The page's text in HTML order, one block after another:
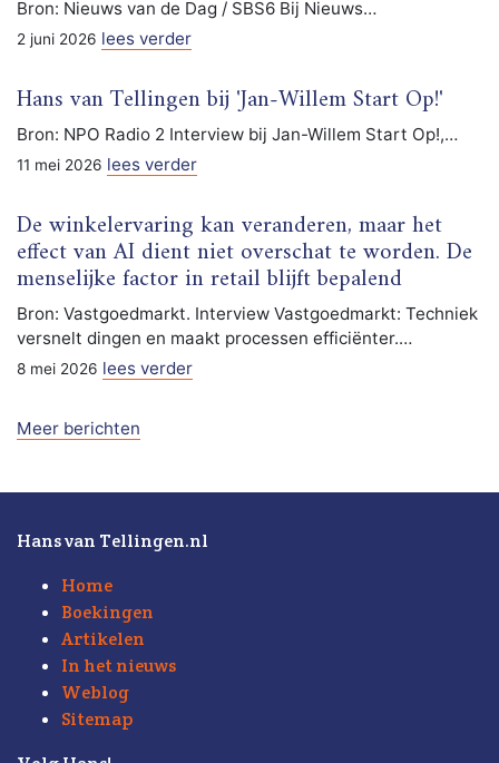
Bron: Nieuws van de Dag / SBS6 Bij Nieuws…
2 juni 2026 lees verder
Hans van Tellingen bij 'Jan-Willem Start Op!'
Bron: NPO Radio 2 Interview bij Jan-Willem Start Op!,…
11 mei 2026 lees verder
De winkelervaring kan veranderen, maar het
effect van AI dient niet overschat te worden. De
menselijke factor in retail blijft bepalend
Bron: Vastgoedmarkt. Interview Vastgoedmarkt: Techniek
versnelt dingen en maakt processen efficiënter.…
8 mei 2026 lees verder
Meer berichten
Hans van Tellingen.nl
Home
Boekingen
Artikelen
In het nieuws
Weblog
Sitemap